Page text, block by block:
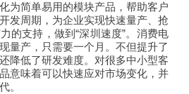
为简单易用的模块产品，帮助客户
发周期，为企业实现快速量产、抢
的支持，做到“深圳速度”。消费电
量产，只需要一个月。不但提升了
降低了研发难度。对很多中小型客
意味着可以快速应对市场变化，并
。